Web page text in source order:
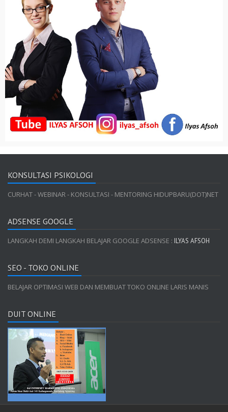
KONSULTASI PSIKOLOGI
CURHAT - WEBINAR - KONSULTASI - MENTORING HIDUPBARU(DOT)NET
ADSENSE GOOGLE
LANGKAH DEMI LANGKAH BELAJAR GOOGLE ADSENSE : ILYAS AFSOH
SEO - TOKO ONLINE
BELAJAR OPTIMASI WEB DAN MEMBUAT TOKO ONLINE LARIS MANIS
DUIT ONLINE